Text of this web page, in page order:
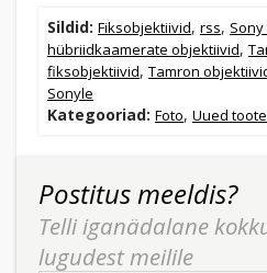
Sildid: Fiksobjektiivid, rss,
hübriidkaamerate objektiivid,
fiksobjektiivid, Tamron
Sonyle
Kategooriad: Foto, Uued
Postitus meeldis?
Telli iganädalane
lugudest meilile